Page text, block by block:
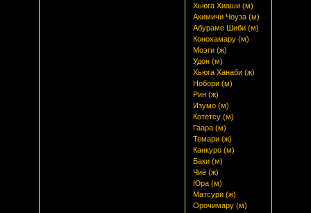
Хьюга Хиаши (м)
Акимичи Чоуза (м)
Абураме Шиби (м)
Конохамару (м)
Моэги (ж)
Удон (м)
Хьюга Ханаби (ж)
Нобори (м)
Рин (ж)
Изумо (м)
Котетсу (м)
Гаара (м)
Темари (ж)
Канкуро (м)
Баки (м)
Чиё (ж)
Юра (м)
Матсури (ж)
Орочимару (м)